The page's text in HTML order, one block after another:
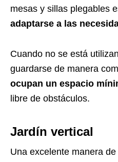
mesas y sillas plegables
adaptarse a las
Cuando no se está
guardarse de manera
ocupan un espacio
libre de obstáculos.
Jardín vertical
Una excelente manera